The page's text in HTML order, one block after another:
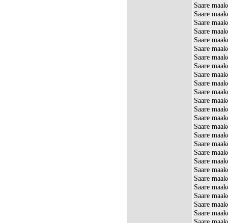
Saare
Saare
Saare
Saare
Saare
Saare
Saare
Saare
Saare
Saare
Saare
Saare
Saare
Saare
Saare
Saare
Saare
Saare
Saare
Saare
Saare
Saare
Saare
Saare
Saare